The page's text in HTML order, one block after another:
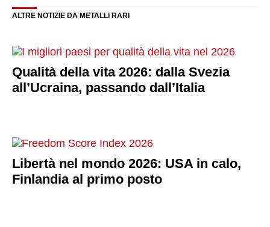
ALTRE NOTIZIE DA METALLI RARI
Qualità della vita 2026: dalla Svezia
all’Ucraina, passando dall’Italia
Libertà nel mondo 2026: USA in calo,
Finlandia al primo posto